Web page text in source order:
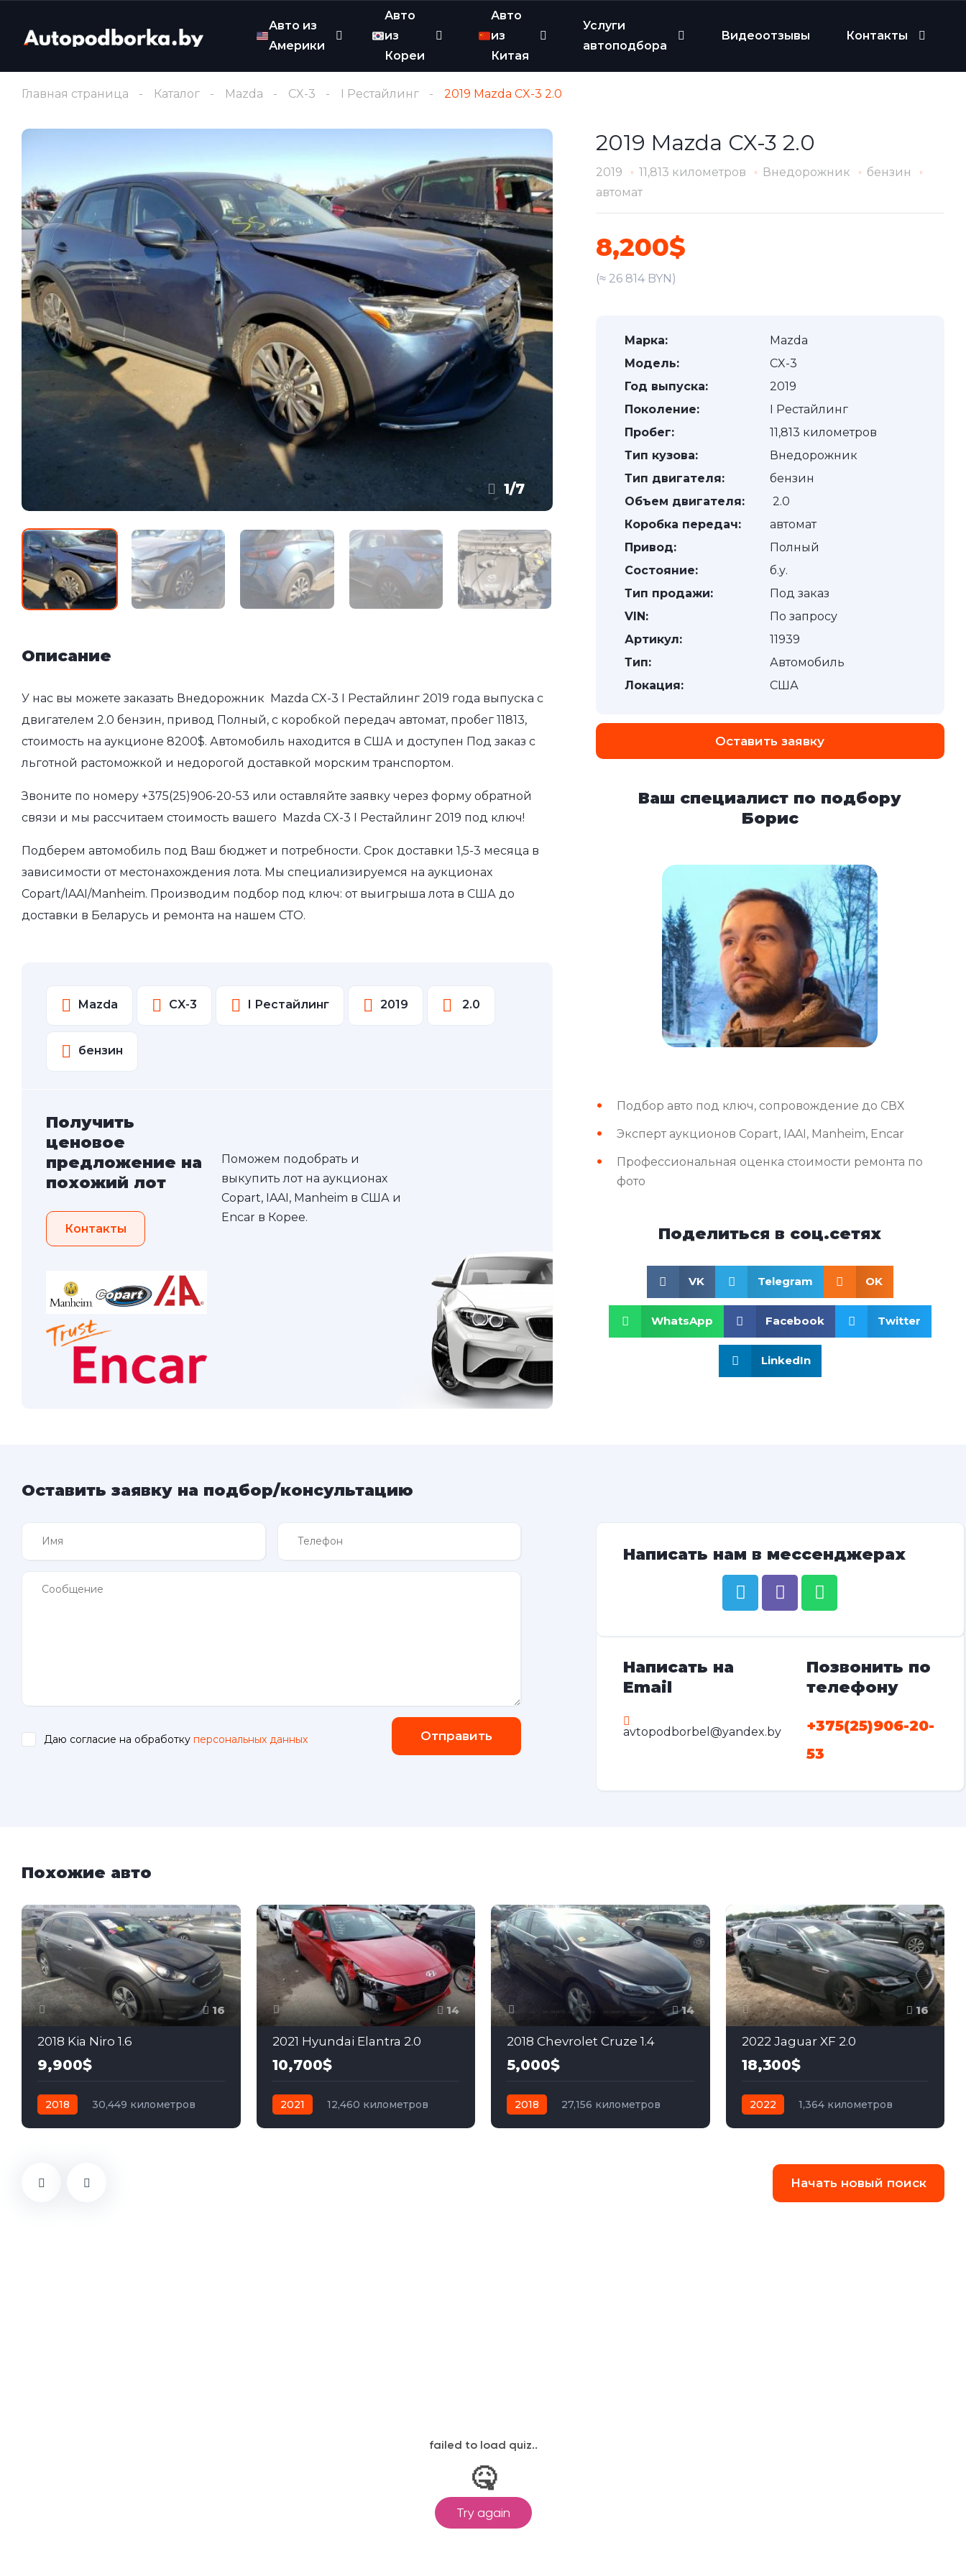
Авто из
Америки
Авто
из
Кореи
Авто
из
Китая
Услуги
автоподбора
Видеоотзывы Контакты
Главная страница Каталог Mazda CX-3 I Рестайлинг 2019 Mazda CX-3 2.0
1/7
Описание
У нас вы можете заказать Внедорожник Mazda CX-3 I Рестайлинг 2019 года выпуска с
двигателем 2.0 бензин, привод Полный, с коробкой передач автомат, пробег 11813,
стоимость на аукционе 8200$. Автомобиль находится в США и доступен Под заказ с
льготной растоможкой и недорогой доставкой морским транспортом.
Звоните по номеру +375(25)906-20-53 или оставляйте заявку через форму обратной
связи и мы рассчитаем стоимость вашего Mazda CX-3 I Рестайлинг 2019 под ключ!
Подберем автомобиль под Ваш бюджет и потребности. Срок доставки 1,5-3 месяца в
зависимости от местонахождения лота. Мы специализируемся на аукционах
Copart/IAAI/Manheim. Производим подбор под ключ: от выигрыша лота в США до
доставки в Беларусь и ремонта на нашем СТО.
Mazda CX-3 I Рестайлинг 2019 2.0
бензин
Получить
ценовое
предложение на
похожий лот
Контакты
Поможем подобрать и
выкупить лот на аукционах
Copart, IAAI, Manheim в США и
Encar в Корее.
2019 Mazda CX-3 2.0
2019 11,813 километров Внедорожник
бензин
автомат
8,200$
(≈ 26 814 BYN)
Марка:
Mazda
Модель:
CX-3
Год выпуска:
2019
Поколение:
I Рестайлинг
Пробег:
11,813 километров
Тип кузова:
Внедорожник
Тип двигателя:
бензин
Объем двигателя:
2.0
Коробка передач:
автомат
Привод:
Полный
Состояние:
б.у.
Тип продажи:
Под заказ
VIN:
По запросу
Артикул:
11939
Тип:
Автомобиль
Локация:
США
Оставить заявку
Ваш специалист по подбору
Борис
Подбор авто под ключ, сопровождение до СВХ
Эксперт аукционов Copart, IAAI, Manheim, Encar
Профессиональная оценка стоимости ремонта по
фото
Поделиться в соц.сетях
VK Telegram OK
WhatsApp Facebook Twitter
LinkedIn
Оставить заявку на подбор/консультацию
Даю согласие на обработку персональных данных Отправить
Написать нам в мессенджерах
Написать на
Email
avtopodborbel@yandex.by
Позвонить по
телефону
+375(25)906-20-
53
Похожие авто
16
2018 Kia Niro 1.6
9,900$
2018
30,449 километров
14
2021 Hyundai Elantra 2.0
10,700$
2021
12,460 километров
14
2018 Chevrolet Cruze 1.4
5,000$
2018
27,156 километров
16
2022 Jaguar XF 2.0
18,300$
2022
1,364 километров
Начать новый поиск